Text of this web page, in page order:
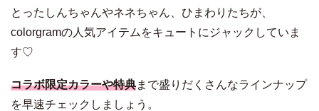
とったしんちゃんやネネちゃん、ひまわりたちが、
colorgramの人気アイテムをキュートにジャックしていま
す♡
コラボ限定カラーや特典まで盛りだくさんなラインナップ
を早速チェックしましょう。